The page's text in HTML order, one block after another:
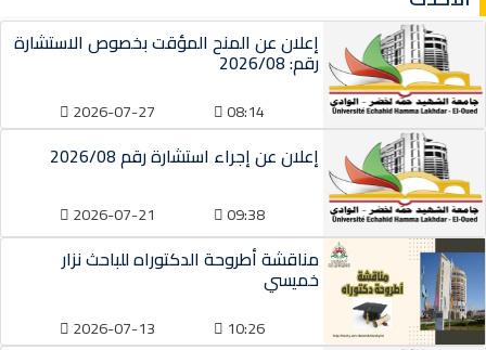
إعلان عن المنح المؤقت بخصوص الاستشارة
رقم: 2026/08
08:14
2026-07-27
إعلان عن إجراء استشارة رقم 2026/08
09:38
2026-07-21
مناقشة أطروحة الدكتوراه للباحث نزار
خميسي
10:26
2026-07-13